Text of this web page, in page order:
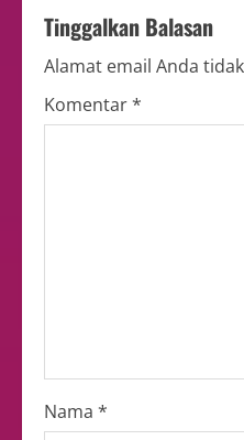
Tinggalkan Balasan
Alamat email Anda
Komentar*
Nama *